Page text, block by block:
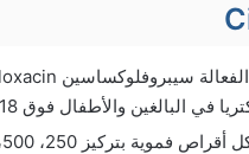
في البالغين والأطفال فوق 18 عامًا.
بتركيز 250، 500، 750 مجم.